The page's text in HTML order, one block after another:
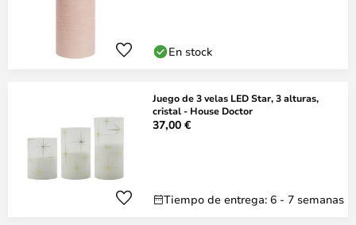
En stock
Juego de 3 velas LED Star, 3 alturas,
cristal - House Doctor
37,00 €
Tiempo de entrega: 6 - 7 semanas